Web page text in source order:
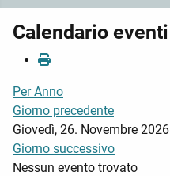
Calendario eventi
Per Anno
Giorno precedente
Giovedì, 26. Novembre 2026
Giorno successivo
Nessun evento trovato